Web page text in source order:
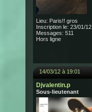
Lieu: Paris!! gros
Inscription le: 23/01/12
Messages: 511
Hors ligne
14/03/12 à 19:01
Djvalentin.p
Sous-lieutenant